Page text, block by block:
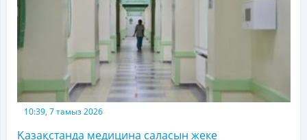
10:39, 7 тамыз 2026
Қазақстанда медицина саласын жеке